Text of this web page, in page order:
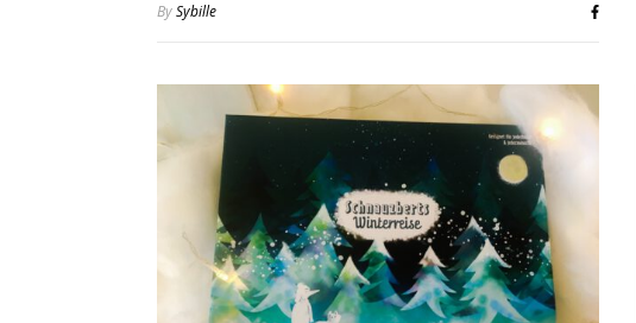
BySybille